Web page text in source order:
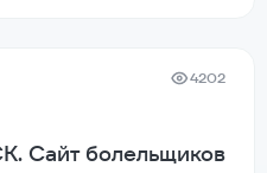
4202
болельщиков